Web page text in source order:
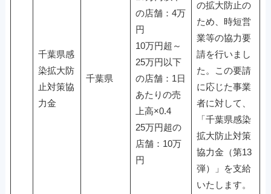
千葉県感
染拡大防
止対策協
力金
千葉県
の店舗：4万
円
10万円超～
25万円以下
の店舗：1日
あたりの売
上高×0.4
25万円超の
店舗：10万
円
の拡大防止の
ため、時短営
業等の協力要
請を行いまし
た。この要請
に応じた事業
者に対して、
「千葉県感染
拡大防止対策
協力金（第13
弾）」を支給
いたします。